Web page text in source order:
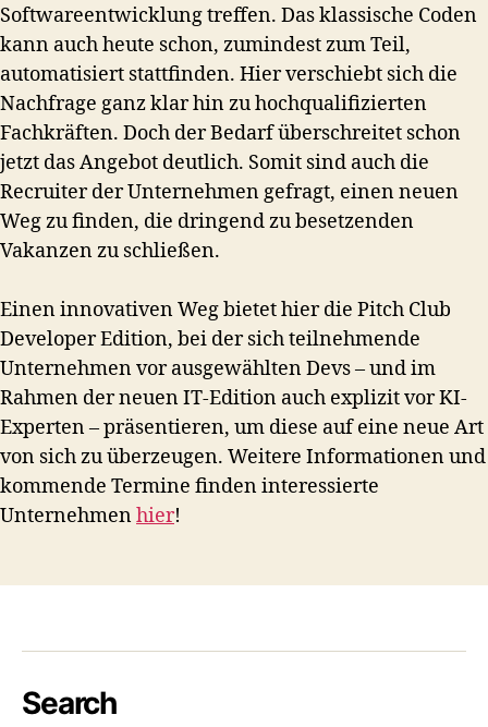
Softwareentwicklung treffen. Das klassische Coden
kann auch heute schon, zumindest zum Teil,
automatisiert stattfinden. Hier verschiebt sich die
Nachfrage ganz klar hin zu hochqualifizierten
Fachkräften. Doch der Bedarf überschreitet schon
jetzt das Angebot deutlich. Somit sind auch die
Recruiter der Unternehmen gefragt, einen neuen
Weg zu finden, die dringend zu besetzenden
Vakanzen zu schließen.
Einen innovativen Weg bietet hier die Pitch Club
Developer Edition, bei der sich teilnehmende
Unternehmen vor ausgewählten Devs – und im
Rahmen der neuen IT-Edition auch explizit vor KI-
Experten – präsentieren, um diese auf eine neue Art
von sich zu überzeugen. Weitere Informationen und
kommende Termine finden interessierte
Unternehmenhier!
Search